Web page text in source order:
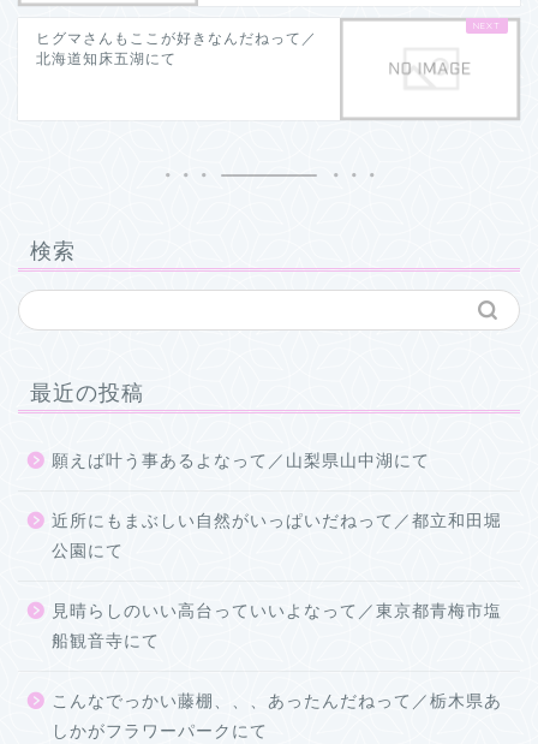
ヒグマさんもここが好きなんだねって／
北海道知床五湖にて
検索
最近の投稿
願えば叶う事あるよなって／山梨県山中湖にて
近所にもまぶしい自然がいっぱいだねって／都立和田堀
公園にて
見晴らしのいい高台っていいよなって／東京都青梅市塩
船観音寺にて
こんなでっかい藤棚、、、あったんだねって／栃木県あ
しかがフラワーパークにて